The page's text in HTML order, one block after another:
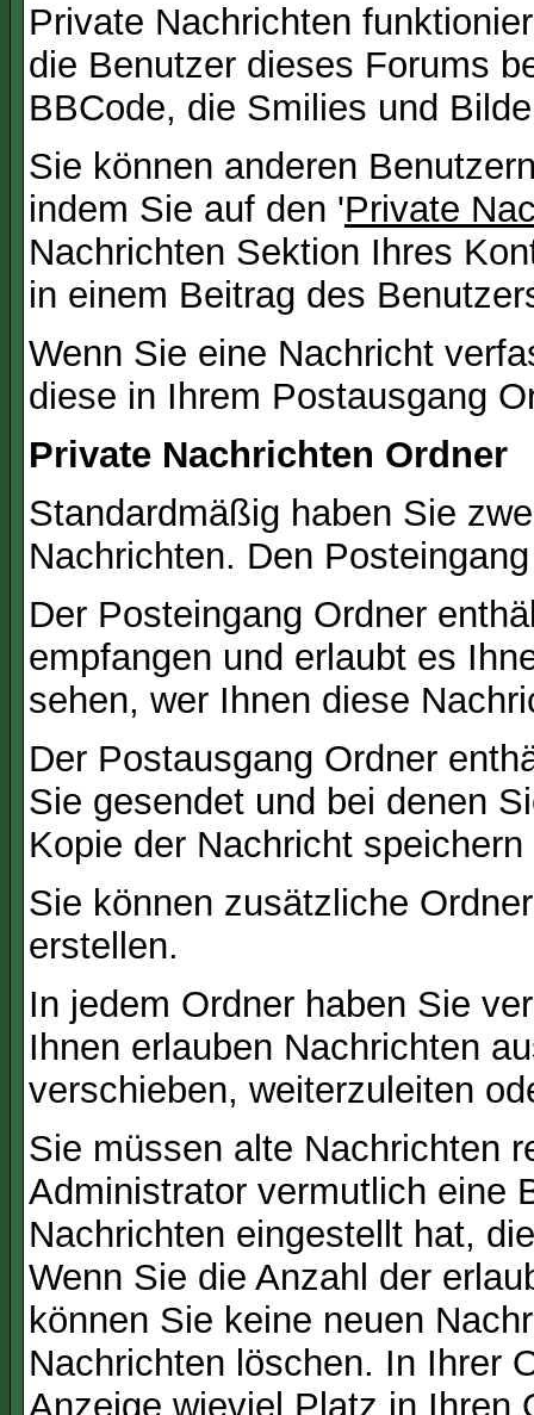
Private Nachrichten
die Benutzer dieses Forums
BBCode, die Smilies und
Sie können anderen
indem Sie auf den 'Private
Nachrichten Sektion Ihres
in einem Beitrag des
Wenn Sie eine Nachricht
diese in Ihrem Postausgang
Private Nachrichten Ordner
Standardmäßig haben Sie
Nachrichten. Den
Der Posteingang Ordner
empfangen und erlaubt es
sehen, wer Ihnen diese
Der Postausgang Ordner
Sie gesendet und bei denen
Kopie der Nachricht
Sie können zusätzliche
erstellen.
In jedem Ordner haben Sie
Ihnen erlauben Nachrichten
verschieben, weiterzuleiten
Sie müssen alte Nachrichten
Administrator vermutlich eine
Nachrichten eingestellt hat,
Wenn Sie die Anzahl der
können Sie keine neuen
Nachrichten löschen. In Ihrer
Anzeige wieviel Platz in Ihren